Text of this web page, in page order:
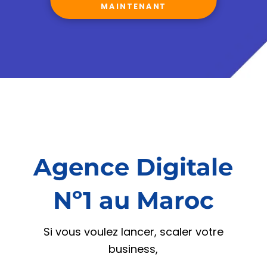
MAINTENANT
Agence Digitale
Nº1 au Maroc
Si vous voulez lancer, scaler votre
business,